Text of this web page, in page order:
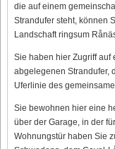
die auf einem
Strandufer steht, können
Landschaft ringsum
Sie haben hier Zugriff auf
abgelegenen Strandufer,
Uferlinie des
Sie bewohnen hier eine
über der Garage, in der
Wohnungstür haben Sie